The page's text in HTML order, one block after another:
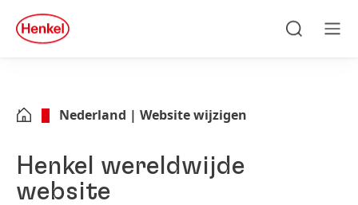
Skip to footer
quick
search
Nederland | Website wijzigen
Henkel wereldwijde
website